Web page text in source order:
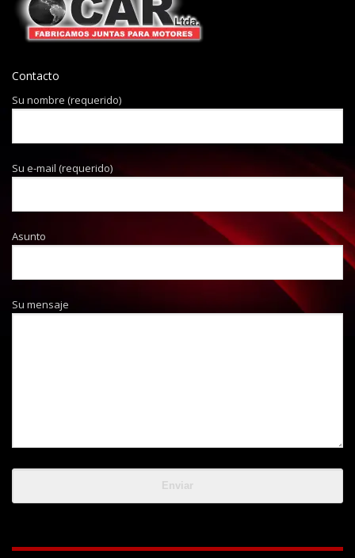
Contacto
Su nombre (requerido)
Su e-mail (requerido)
Asunto
Su mensaje